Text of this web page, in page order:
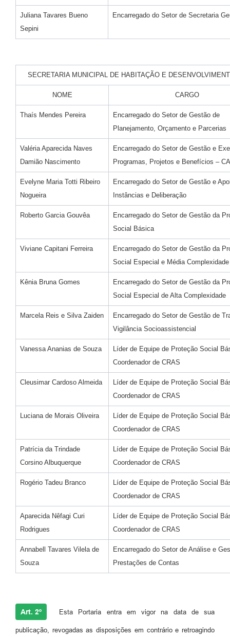
Juliana Tavares Bueno
Sepini
Encarregado do Setor de Secretaria
SECRETARIA MUNICIPAL DE HABITAÇÃO E
NOME CARGO
Thaís Mendes Pereira
Encarregado do Setor de Gestão de
Planejamento, Orçamento e Parcerias
Valéria Aparecida Naves
Damião Nascimento
Encarregado do Setor de Gestão e
Programas, Projetos e Benefícios –
Evelyne Maria Totti Ribeiro
Nogueira
Encarregado do Setor de Gestão e
Instâncias e Deliberação
Roberto Garcia Gouvêa
Encarregado do Setor de Gestão da
Social Básica
Viviane Capitani Ferreira
Encarregado do Setor de Gestão da
Social Especial e Média Complexidade
Kênia Bruna Gomes
Encarregado do Setor de Gestão da
Social Especial de Alta Complexidade
Marcela Reis e Silva Zaiden
Encarregado do Setor de Gestão de
Vigilância Socioassistencial
Vanessa Ananias de Souza
Líder de Equipe de Proteção Social
Coordenador de CRAS
Cleusimar Cardoso Almeida
Líder de Equipe de Proteção Social
Coordenador de CRAS
Luciana de Morais Oliveira
Líder de Equipe de Proteção Social
Coordenador de CRAS
Patrícia da Trindade
Corsino Albuquerque
Líder de Equipe de Proteção Social
Coordenador de CRAS
Rogério Tadeu Branco
Líder de Equipe de Proteção Social
Coordenador de CRAS
Aparecida Nêfagi Curi
Rodrigues
Líder de Equipe de Proteção Social
Coordenador de CRAS
Annabell Tavares Vilela de
Souza
Encarregado do Setor de Análise e
Prestações de Contas
Art. 2º Esta Portaria entra em vigor na data de sua
publicação, revogadas as disposições em contrário e retroagindo